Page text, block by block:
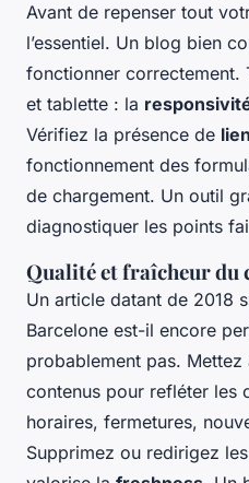
Avant de repenser tout
l’essentiel. Un blog bien
fonctionner correctement.
et tablette : la
Vérifiez la présence de
fonctionnement des
de chargement. Un outil
diagnostiquer les points
Qualité et fraîcheur du
Un article datant de 2018
Barcelone est-il encore
probablement pas.
contenus pour refléter les
horaires, fermetures,
Supprimez ou redirigez